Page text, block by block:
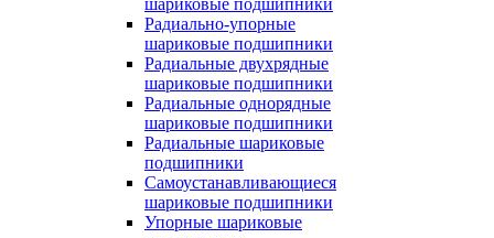
шариковые подшипники
Радиально-упорные
шариковые подшипники
Радиальные двухрядные
шариковые подшипники
Радиальные однорядные
шариковые подшипники
Радиальные шариковые
подшипники
Самоустанавливающиеся
шариковые подшипники
Упорные шариковые